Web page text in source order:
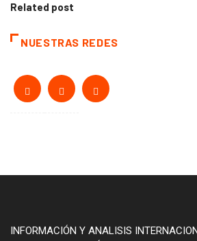
Related post
NUESTRAS REDES
INFORMACIÓN Y ANALISIS